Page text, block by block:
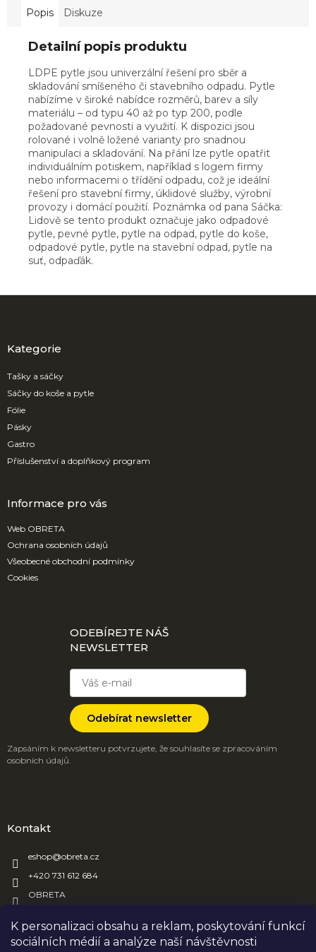
K personalizaci obsahu a reklam, poskytování funkcí
sociálních médií a analýze naší návštěvnosti
Popis Diskuze
Detailní popis produktu
LDPE pytle jsou univerzální řešení pro sběr a
skladování smíšeného či stavebního odpadu. Pytle
nabízíme v široké nabídce rozměrů, barev a síly
materiálu – od typu 40 až po typ 200, podle
požadované pevnosti a využití. K dispozici jsou
rolované i volně ložené varianty pro snadnou
manipulaci a skladování. Na přání lze pytle opatřit
individuálním potiskem, například s logem firmy
nebo informacemi o třídění odpadu, což je ideální
řešení pro stavební firmy, úklidové služby, výrobní
provozy i domácí použití. Poznámka od pana Sáčka:
Lidově se tento produkt označuje jako odpadové
pytle, pevné pytle, pytle na odpad, pytle do koše,
odpadové pytle, pytle na stavební odpad, pytle na
suť, odpaďák.
aKategorie
Tašky a sáčky
Sáčky do koše a pytle
Fólie
Pásky
Gastro
Příslušenství a doplňkový program
Informace pro vás
Web OBRETA
Ochrana osobních údajů
Všeobecné obchodní podmínky
Cookies
ODEBÍREJTE NÁŠ
NEWSLETTER
Odebírat newsletter
Zapsáním k newsletteru potvrzujete, že souhlasíte se zpracováním
osobních údajů.
Kontakt
eshop@obreta.cz
+420 731 612 684
OBRETA